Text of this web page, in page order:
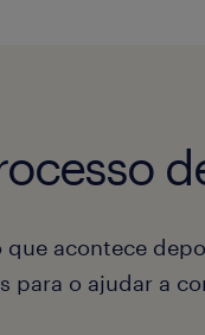
que acontece
para o ajudar a